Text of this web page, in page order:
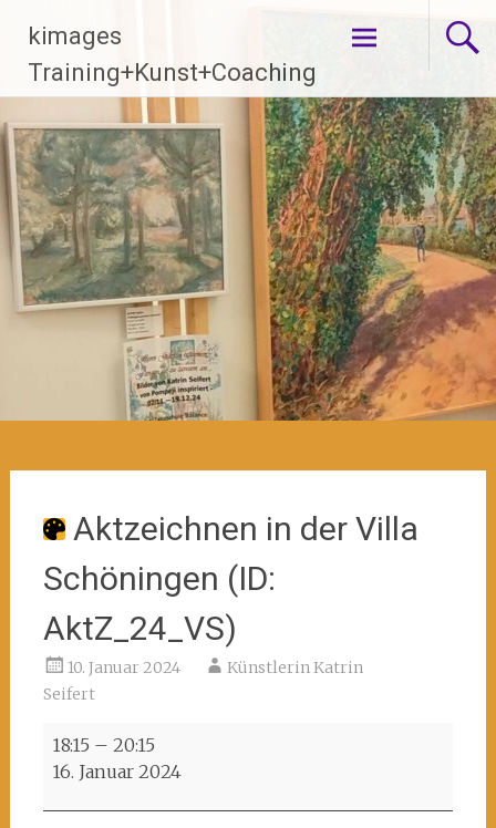
Inhalt
springen
kimages
Training+Kunst+Coaching
Aktzeichnen in der Villa
Schöningen (ID:
AktZ_24_VS)
10. Januar 2024
Künstlerin Katrin
Seifert
Aktzeichnen
in
Villa
18:15 – 20:15
16. Januar 2024